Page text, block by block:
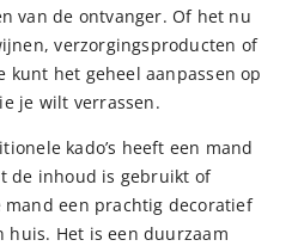
van de ontvanger. Of het nu
verzorgingsproducten of
kunt het geheel aanpassen op
je wilt verrassen.
kado’s heeft een mand
de inhoud is gebruikt of
een prachtig decoratief
Het is een duurzaam